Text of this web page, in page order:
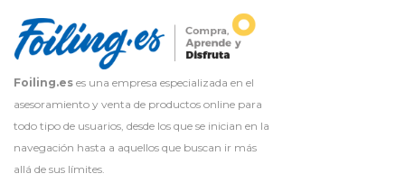
Foiling.es es una empresa especializada en el
asesoramiento y venta de productos online para
todo tipo de usuarios, desde los que se inician en la
navegación hasta a aquellos que buscan ir más
allá de sus límites.